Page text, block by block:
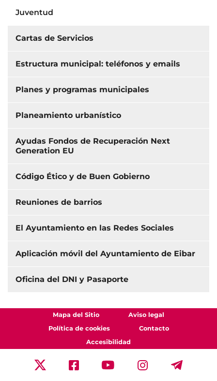
Juventud
Cartas de Servicios
Estructura municipal: teléfonos y emails
Planes y programas municipales
Planeamiento urbanístico
Ayudas Fondos de Recuperación Next
Generation EU
Código Ético y de Buen Gobierno
Reuniones de barrios
El Ayuntamiento en las Redes Sociales
Aplicación móvil del Ayuntamiento de Eibar
Oficina del DNI y Pasaporte
Mapa del Sitio
Aviso legal
Política de cookies
Contacto
Accesibilidad